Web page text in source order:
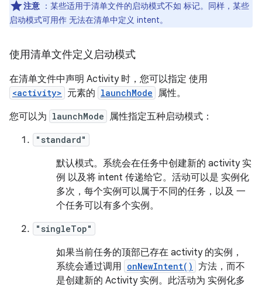
注意 ：某些适用于清单文件的启动模式不如 标记。同样，某些
启动模式可用作 无法在清单中定义 intent。
使用清单文件定义启动模式
在清单文件中声明 Activity 时，您可以指定 使用
<activity> 元素的 launchMode 属性。
您可以为 launchMode 属性指定五种启动模式：
"standard"
默认模式。系统会在任务中创建新的 activity 实
例 以及将 intent 传递给它。活动可以是 实例化
多次，每个实例可以属于不同的任务，以及 一
个任务可以有多个实例。
"singleTop"
如果当前任务的顶部已存在 activity 的实例，
系统会通过调用 onNewIntent() 方法，而不
是创建新的 Activity 实例。此活动为 实例化多